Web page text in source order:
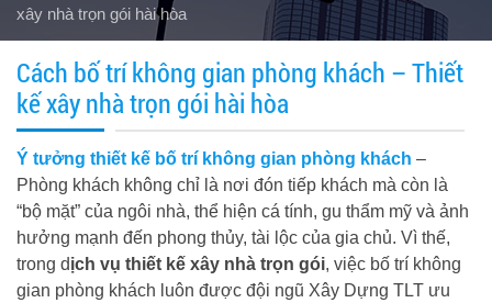
xây nhà trọn gói hài hòa
Cách bố trí không gian phòng khách – Thiết
kế xây nhà trọn gói hài hòa
Ý tưởng thiết kế bố trí không gian phòng khách –
Phòng khách không chỉ là nơi đón tiếp khách mà còn là
“bộ mặt” của ngôi nhà, thể hiện cá tính, gu thẩm mỹ và ảnh
hưởng mạnh đến phong thủy, tài lộc của gia chủ. Vì thế,
trong dịch vụ thiết kế xây nhà trọn gói, việc bố trí không
gian phòng khách luôn được đội ngũ Xây Dựng TLT ưu